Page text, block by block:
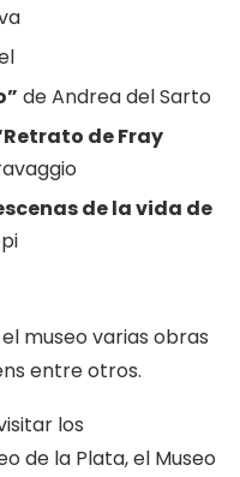
de Andrea del Sarto
de Fray
de la vida de
museo varias obras
entre otros.
los
de la Plata, el Museo